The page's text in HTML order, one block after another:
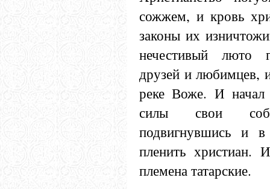
сожжем, и кровь
законы их
нечестивый люто
друзей и любимцев,
реке Воже. И начал
силы свои
подвигнувшись и
пленить христиан.
племена татарские.